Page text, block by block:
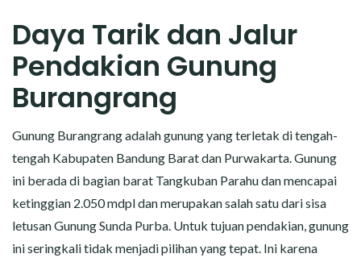
Daya Tarik dan Jalur
Pendakian Gunung
Burangrang
Gunung Burangrang adalah gunung yang terletak di tengah-
tengah Kabupaten Bandung Barat dan Purwakarta. Gunung
ini berada di bagian barat Tangkuban Parahu dan mencapai
ketinggian 2.050 mdpl dan merupakan salah satu dari sisa
letusan Gunung Sunda Purba. Untuk tujuan pendakian, gunung
ini seringkali tidak menjadi pilihan yang tepat. Ini karena